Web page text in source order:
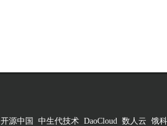
开源中国 中生代技术 DaoCloud 数人云 饿